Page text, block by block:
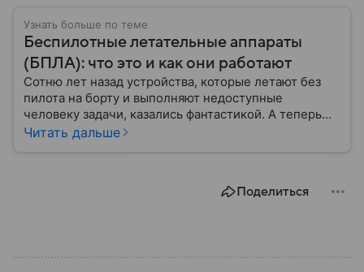
Узнать больше по теме
Беспилотные летательные аппараты
(БПЛА): что это и как они работают
Сотню лет назад устройства, которые летают без
пилота на борту и выполняют недоступные
человеку задачи, казались фантастикой. А теперь
они стали реальностью: собрали главное о
Читать дальше
Поделиться